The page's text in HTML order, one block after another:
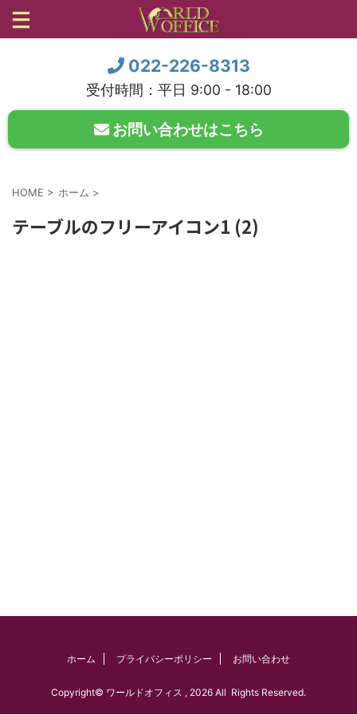
お問い合わせはこちら
022-226-8313
受付時間：平日 9:00 - 18:00
HOME > ホーム >
テーブルのフリーアイコン1 (2)
ホーム プライバシーポリシー お問い合わせ
Copyright© ワールドオフィス , 2026 All Rights Reserved.